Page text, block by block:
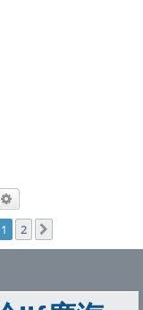
尋
1 2